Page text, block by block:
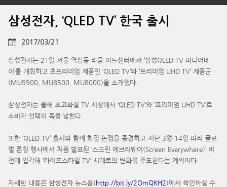
삼성전자, ‘QLED TV’ 한국 출시
2017/03/21
삼성전자는 21일 서울 역삼동 라움 아트센터에서 ‘삼성QLED TV 미디어데
이’를 개최하고 초프리미엄 제품인 ‘QLED TV’와 ‘프리미엄 UHD TV’ 제품군
(MU9500, MU8500, MU8000)을 소개했다.
삼성전자는 올해 초고화질 TV 시장에서 ‘QLED TV’와 ‘프리미엄 UHD TV’로
소비자 선택의 폭을 넓힌다.
또한 ‘QLED TV’ 출시와 함께 화질 논쟁을 종결하고 지난 3월 14일 파리 글로
벌 론칭 행사에서 처음 발표된 ‘스크린 에브리웨어(Screen Everywhere)’ 비
전에 입각해 ‘라이프스타일 TV’ 시대로의 변화를 주도한다는 계획이다.
자세한 내용은 삼성전자 뉴스룸(http://bit.ly/2OmQKH2)에서 확인하실 수